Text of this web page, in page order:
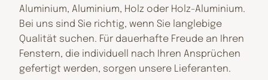
Aluminium, Aluminium, Holz oder Holz-Aluminium.
Bei uns sind Sie richtig, wenn Sie langlebige
Qualität suchen. Für dauerhafte Freude an Ihren
Fenstern, die individuell nach Ihren Ansprüchen
gefertigt werden, sorgen unsere Lieferanten.